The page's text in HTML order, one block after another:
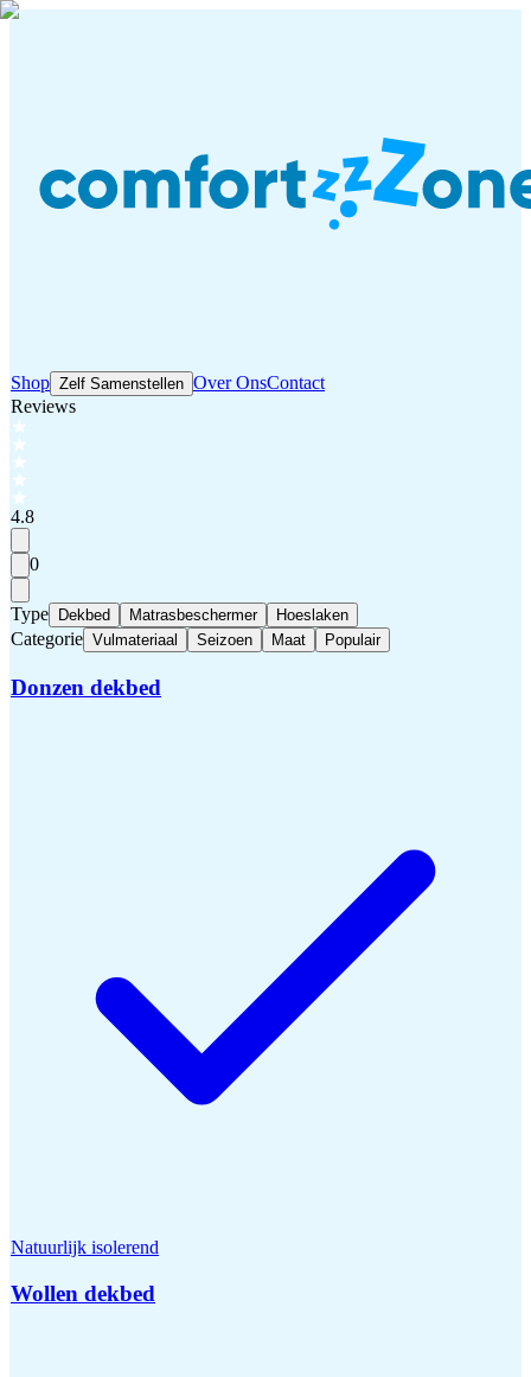
Shop Zelf Samenstellen Over OnsContact
Reviews
4.8
0
Type Dekbed Matrasbeschermer Hoeslaken
Categorie Vulmateriaal Seizoen Maat Populair
Donzen dekbed
Natuurlijk isolerend
Wollen dekbed